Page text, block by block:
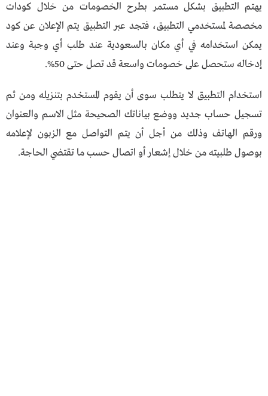
يهتم التطبيق بشكل مستمر بطرح الخصومات من خلال كودات
مخصصة لمستخدمي التطبيق، فتجد عبر التطبيق يتم الإعلان عن كود
يمكن استخدامه في أي مكان بالسعودية عند طلب أي وجبة وعند
إدخاله ستحصل على خصومات واسعة قد تصل حتى 50%.
استخدام التطبيق لا يتطلب سوى أن يقوم المستخدم بتنزيله ومن ثم
تسجيل حساب جديد ووضع بياناتك الصحيحة مثل الاسم والعنوان
ورقم الهاتف وذلك من أجل أن يتم التواصل مع الزبون لإعلامه
بوصول طلبيته من خلال إشعار أو اتصال حسب ما تقتضي الحاجة.